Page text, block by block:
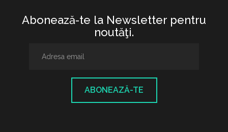
Abonează-te la Newsletter pentru
noutăţi.
ABONEAZĂ-TE